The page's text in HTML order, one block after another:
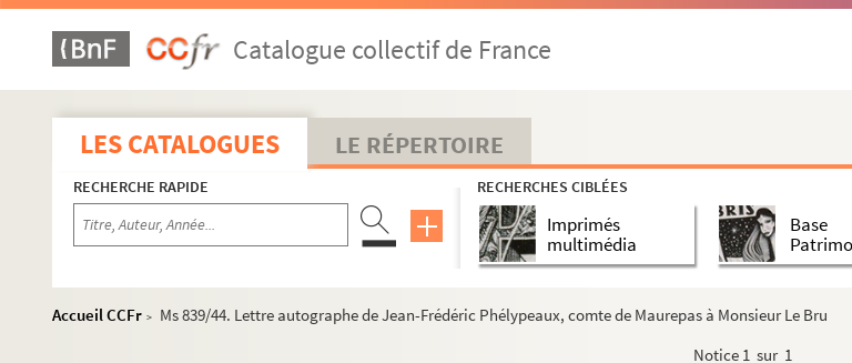
Catalogue collectif de France
LES CATALOGUES LE RÉPERTOIRE
RECHERCHE RAPIDE RECHERCHES CIBLÉES
Imprimés
multimédia
Base
Accueil CCFr >
Ms 839/44. Lettre autographe de Jean-Frédéric Phélypeaux, comte de Maurepas à Monsieur Le Bru
Notice 1 sur 1
Ms 839/17. Lettre autographe de Jean-Louis de Nogaret de La Valette, duc d’Épernon
Ms 839/18. Lettre autographe de Bernard de Nogaret de La Valette Épernon
Ms 839/19. Signatures autographes de François Annibal d’Estrées et Louis de Béthune
Ms 839/20. Lettre autographe d’Antoine d’Estrées
Ms 839/21. Lettre autographe de Guillaume Gouffier
Ms 839/22. Lettre autographe de Guillaume Gouffier
Ms 839/23. Lettre autographe de Louis II, duc de Bourbon